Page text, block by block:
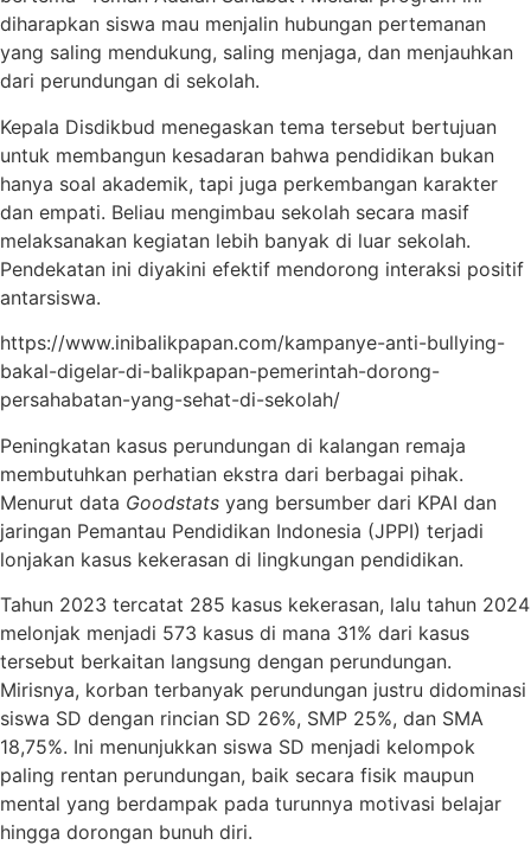
diharapkan siswa mau menjalin hubungan pertemanan
yang saling mendukung, saling menjaga, dan menjauhkan
dari perundungan di sekolah.
Kepala Disdikbud menegaskan tema tersebut bertujuan
untuk membangun kesadaran bahwa pendidikan bukan
hanya soal akademik, tapi juga perkembangan karakter
dan empati. Beliau mengimbau sekolah secara masif
melaksanakan kegiatan lebih banyak di luar sekolah.
Pendekatan ini diyakini efektif mendorong interaksi positif
antarsiswa.
https://www.inibalikpapan.com/kampanye-anti-bullying-
bakal-digelar-di-balikpapan-pemerintah-dorong-
persahabatan-yang-sehat-di-sekolah/
Peningkatan kasus perundungan di kalangan remaja
membutuhkan perhatian ekstra dari berbagai pihak.
Menurut data Goodstats yang bersumber dari KPAI dan
jaringan Pemantau Pendidikan Indonesia (JPPI) terjadi
lonjakan kasus kekerasan di lingkungan pendidikan.
Tahun 2023 tercatat 285 kasus kekerasan, lalu tahun 2024
melonjak menjadi 573 kasus di mana 31% dari kasus
tersebut berkaitan langsung dengan perundungan.
Mirisnya, korban terbanyak perundungan justru didominasi
siswa SD dengan rincian SD 26%, SMP 25%, dan SMA
18,75%. Ini menunjukkan siswa SD menjadi kelompok
paling rentan perundungan, baik secara fisik maupun
mental yang berdampak pada turunnya motivasi belajar
hingga dorongan bunuh diri.